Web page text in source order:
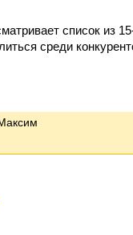
список из
среди